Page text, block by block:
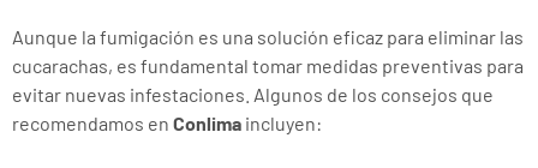
Aunque la fumigación es una solución eficaz para eliminar las
cucarachas, es fundamental tomar medidas preventivas para
evitar nuevas infestaciones. Algunos de los consejos que
recomendamos en Conlima incluyen: